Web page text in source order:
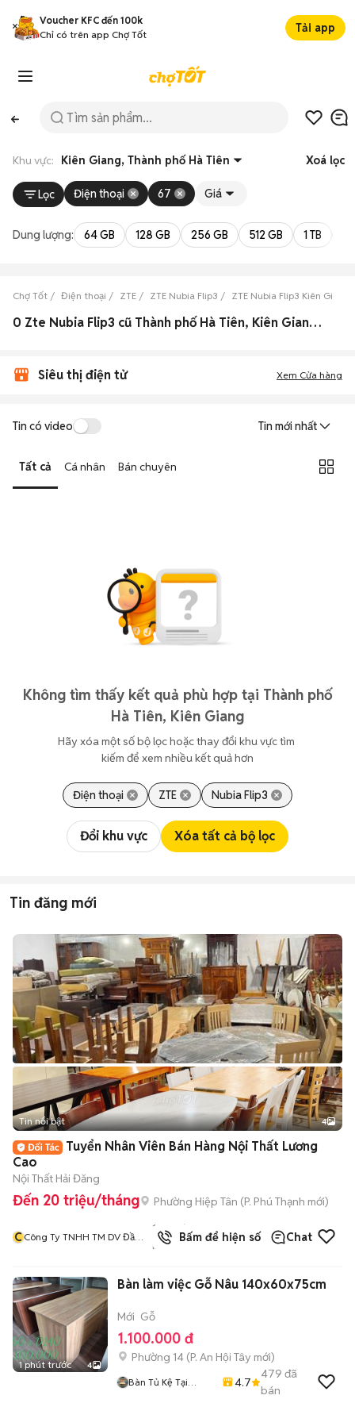
Voucher KFC đến 100k
Chỉ có trên app Chợ Tốt
Tải app
Khu vực: Kiên Giang, Thành phố Hà Tiên Xoá lọc
Lọc Điện thoại 67 Giá
Dung lượng: 64 GB 128 GB 256 GB 512 GB 1 TB
Chợ Tốt Điện thoại ZTE ZTE Nubia Flip3 ZTE Nubia Flip3 Kiên Giang
0 Zte Nubia Flip3 cũ Thành phố Hà Tiên, Kiên Giang đẹp
Siêu thị điện tử Xem Cửa hàng
Tin có video Tin mới nhất
Tất cả Cá nhân Bán chuyên
Không tìm thấy kết quả phù hợp tại Thành phố
Hà Tiên, Kiên Giang
Hãy xóa một số bộ lọc hoặc thay đổi khu vực tìm
kiếm để xem nhiều kết quả hơn
Điện thoại ZTE Nubia Flip3
Đổi khu vực Xóa tất cả bộ lọc
Tin đăng mới
Tin nổi bật 4
Tuyển Nhân Viên Bán Hàng Nội Thất Lương
Cao
Nội Thất Hải Đăng
Đến 20 triệu/tháng Phường Hiệp Tân (P. Phú Thạnh mới)
CCông Ty TNHH TM DV Đầu
1244
đã
bán
Bấm để hiện số Chat
1 phút trước 4
Bàn làm việc Gỗ Nâu 140x60x75cm
Mới Gỗ
1.100.000 đ
Phường 14 (P. An Hội Tây mới)
Bàn Tủ Kệ Tại
4.7
479 đã
bán